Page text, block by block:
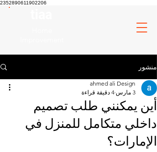
2352890611902206
منشور
أين يمكنني طلب تصميم
داخلي متكامل للمنزل في
الإمارات؟
ahmed ali Design
3 مارس
4 دقيقة قراءة